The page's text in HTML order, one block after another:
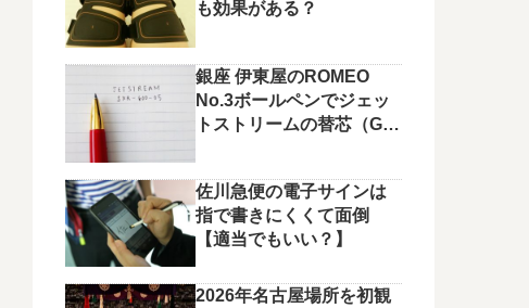
も効果がある？
銀座 伊東屋のROMEO
No.3ボールペンでジェッ
トストリームの替芯（G2
佐川急便の電子サインは
指で書きにくくて面倒
【適当でもいい？】
2026年名古屋場所を初観